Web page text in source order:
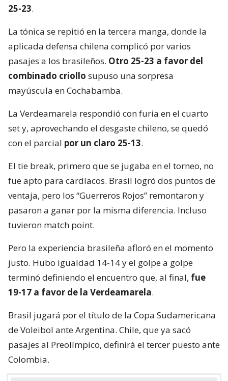
25-23.
La tónica se repitió en la tercera manga, donde la
aplicada defensa chilena complicó por varios
pasajes a los brasileños. Otro 25-23 a favor del
combinado criollo supuso una sorpresa
mayúscula en Cochabamba.
La Verdeamarela respondió con furia en el cuarto
set y, aprovechando el desgaste chileno, se quedó
con el parcial por un claro 25-13.
El tie break, primero que se jugaba en el torneo, no
fue apto para cardíacos. Brasil logró dos puntos de
ventaja, pero los “Guerreros Rojos” remontaron y
pasaron a ganar por la misma diferencia. Incluso
tuvieron match point.
Pero la experiencia brasileña afloró en el momento
justo. Hubo igualdad 14-14 y el golpe a golpe
terminó definiendo el encuentro que, al final, fue
19-17 a favor de la Verdeamarela.
Brasil jugará por el título de la Copa Sudamericana
de Voleibol ante Argentina. Chile, que ya sacó
pasajes al Preolímpico, definirá el tercer puesto ante
Colombia.